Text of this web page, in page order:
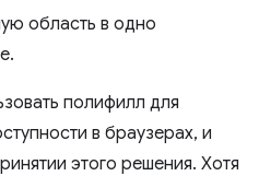
область в одно
полифилл для
в браузерах, и
этого решения. Хотя